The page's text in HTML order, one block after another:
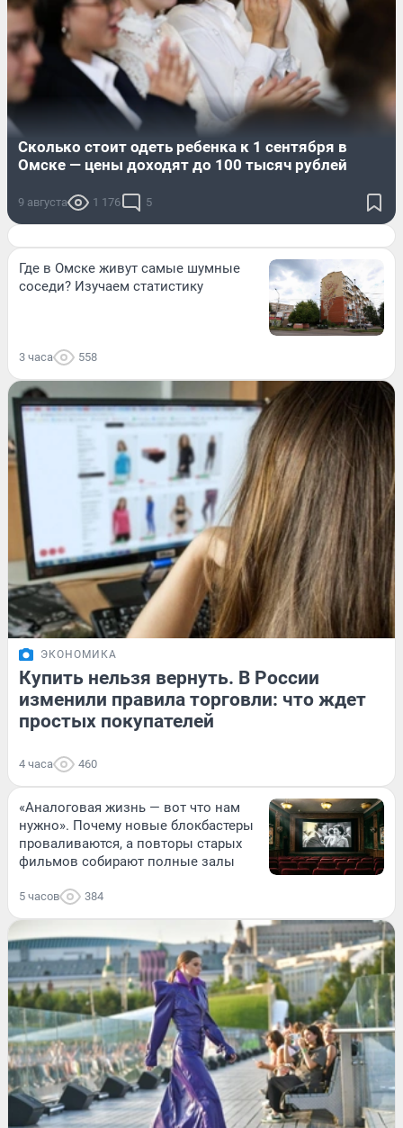
Сколько стоит одеть ребенка к 1 сентября в
Омске — цены доходят до 100 тысяч рублей
9 августа 1 176 5
Где в Омске живут самые шумные
соседи? Изучаем статистику
3 часа 558
ЭКОНОМИКА
Купить нельзя вернуть. В России
изменили правила торговли: что ждет
простых покупателей
4 часа 460
«Аналоговая жизнь — вот что нам
нужно». Почему новые блокбастеры
проваливаются, а повторы старых
фильмов собирают полные залы
5 часов 384